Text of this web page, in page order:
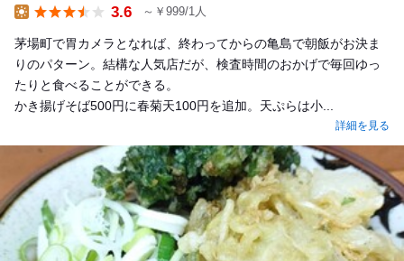
3.6 ～￥999/1人
茅場町で胃カメラとなれば、終わってからの亀島で朝飯がお決ま
りのパターン。結構な人気店だが、検査時間のおかげで毎回ゆっ
たりと食べることができる。
かき揚げそば500円に春菊天100円を追加。天ぷらは小...
詳細を見る